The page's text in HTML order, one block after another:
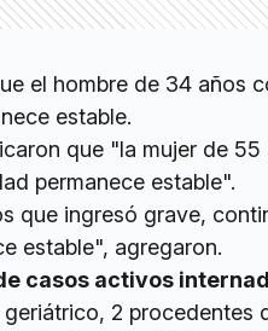
el hombre de 34 años
estable.
que "la mujer de
permanece estable".
que ingresó grave,
estable", agregaron.
casos activos
2 procedentes